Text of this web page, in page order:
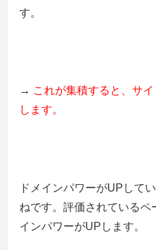
す。
→ これが集積すると、サ
します。
ドメインパワーがUPして
ねです。評価されているペ
インパワーがUPします。